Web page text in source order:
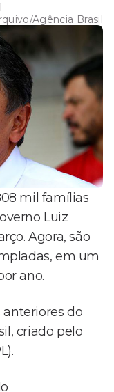
Agência Brasil
mil famílias
Luiz
Agora, são
em um
ano.
do
criado pelo